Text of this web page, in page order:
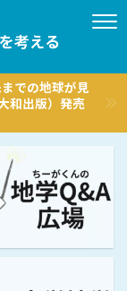
での地球が見
和出版）発売